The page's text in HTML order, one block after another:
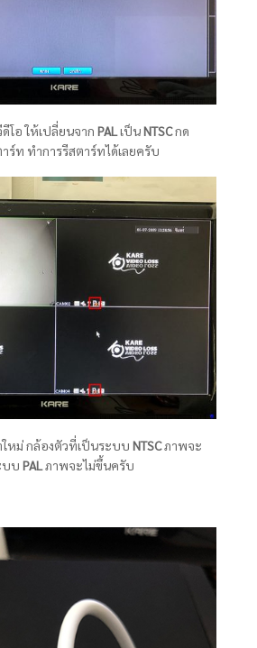
โอ ให้เปลี่ยนจาก PALเป็นNTSCกด
ร์ท ทำการรีสตาร์ทได้เลยครับ
ใหม่ กล้องตัวที่เป็นระบบ NTSCภาพจะ
บบ PALภาพจะไม่ขึ้นครับ